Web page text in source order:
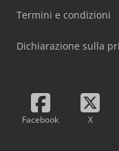
Termini e condizioni
Dichiarazione sulla
Facebook X